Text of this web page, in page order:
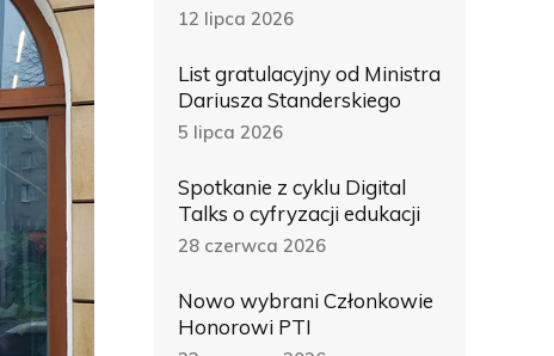
12 lipca 2026
List gratulacyjny od Ministra
Dariusza Standerskiego
5 lipca 2026
Spotkanie z cyklu Digital
Talks o cyfryzacji edukacji
28 czerwca 2026
Nowo wybrani Członkowie
Honorowi PTI